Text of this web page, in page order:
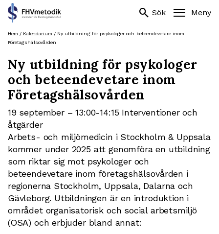
Hoppa
till
search Sök Meny
Sök
efter:
search
Hem / Kalendarium / Ny utbildning för psykologer och beteendevetare inom
Företagshälsovården
Ny utbildning för psykologer
och beteendevetare inom
Företagshälsovården
19 september – 13:00-14:15 Interventioner och
åtgärder
Arbets- och miljömedicin i Stockholm & Uppsala
kommer under 2025 att genomföra en utbildning
som riktar sig mot psykologer och
beteendevetare inom företagshälsovården i
regionerna Stockholm, Uppsala, Dalarna och
Gävleborg. Utbildningen är en introduktion i
området organisatorisk och social arbetsmiljö
(OSA) och erbjuder bland annat: